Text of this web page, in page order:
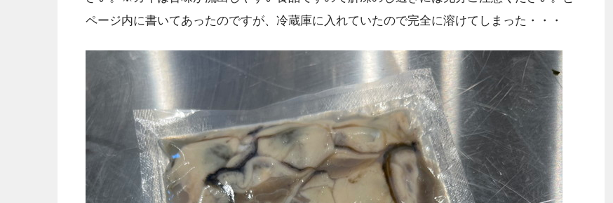
ページ内に書いてあったのですが、冷蔵庫に入れていたので完全に溶けてしまった・・・